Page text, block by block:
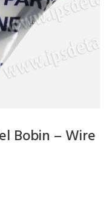
Bobin – Wire